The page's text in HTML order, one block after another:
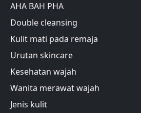
AHA BAH PHA
Double cleansing
Kulit mati pada remaja
Urutan skincare
Kesehatan wajah
Wanita merawat wajah
Jenis kulit